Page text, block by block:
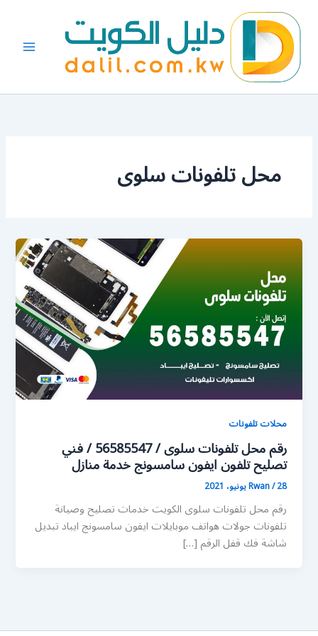
المحتوى
محل تلفونات سلوى
محلات تلفونات
رقم محل تلفونات سلوى / 56585547 / فني
تصليح تلفون ايفون سامسونج خدمة منازل
Rwan/28 يونيو، 2021
رقم محل تلفونات سلوى الكويت خدمات تصليح وصيانة
تلفونات جولات هواتف موبايلات ايفون سامسونج ايباد تبديل
شاشة فك قفل الرقم […]